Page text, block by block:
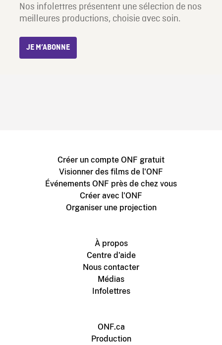
Nos infolettres présentent une sélection de nos
meilleures productions, choisie avec soin.
JE M’ABONNE
Créer un compte ONF gratuit
Visionner des films de l'ONF
Événements ONF près de chez vous
Créer avec l'ONF
Organiser une projection
À propos
Centre d'aide
Nous contacter
Médias
Infolettres
ONF.ca
Production